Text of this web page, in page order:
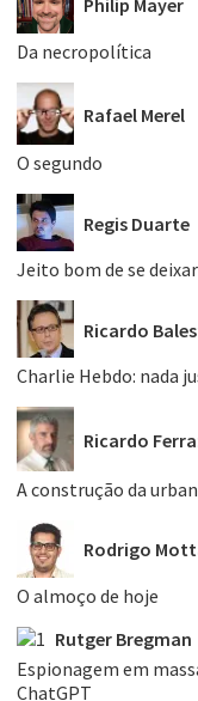
Philip Mayer
Da necropolítica
Rafael Merel
O segundo
Regis Duarte
Jeito bom de se
Ricardo
Charlie Hebdo: nada
Ricardo
A construção da
Rodrigo
O almoço de hoje
Rutger Bregman
Espionagem em
ChatGPT